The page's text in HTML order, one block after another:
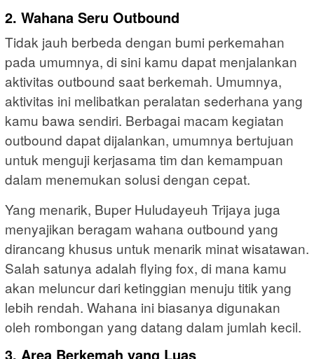
2. Wahana Seru Outbound
Tidak jauh berbeda dengan bumi perkemahan
pada umumnya, di sini kamu dapat menjalankan
aktivitas outbound saat berkemah. Umumnya,
aktivitas ini melibatkan peralatan sederhana yang
kamu bawa sendiri. Berbagai macam kegiatan
outbound dapat dijalankan, umumnya bertujuan
untuk menguji kerjasama tim dan kemampuan
dalam menemukan solusi dengan cepat.
Yang menarik, Buper Huludayeuh Trijaya juga
menyajikan beragam wahana outbound yang
dirancang khusus untuk menarik minat wisatawan.
Salah satunya adalah flying fox, di mana kamu
akan meluncur dari ketinggian menuju titik yang
lebih rendah. Wahana ini biasanya digunakan
oleh rombongan yang datang dalam jumlah kecil.
3. Area Berkemah yang Luas